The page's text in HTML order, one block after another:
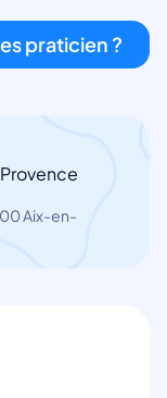
praticien ?
Aix-en-